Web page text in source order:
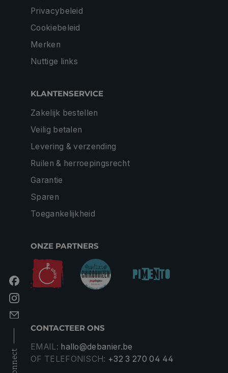
connect
Privacybeleid
Cookiebeleid
Merken
Nuttige links
KLANTENSERVICE
Zakelijk bestellen
Veilig betalen
Levering & verzending
Ruilen & herroepingsrecht
Garantie
Sparen
Toegankelijkheid
ONZE PARTNERS
CONTACTEER ONS
EMAIL: hallo@debanier.be
OF TELEFONISCH: +32 3 270 04 44